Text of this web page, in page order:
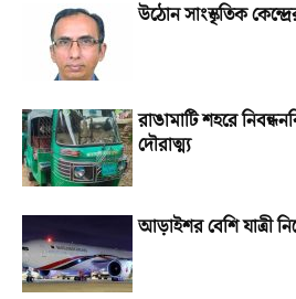
উঠোন সাংস্কৃতিক
রাঙামাটি শহরে
দৌরাত্ম্য
আড়াইশর বেশি যাত্রী